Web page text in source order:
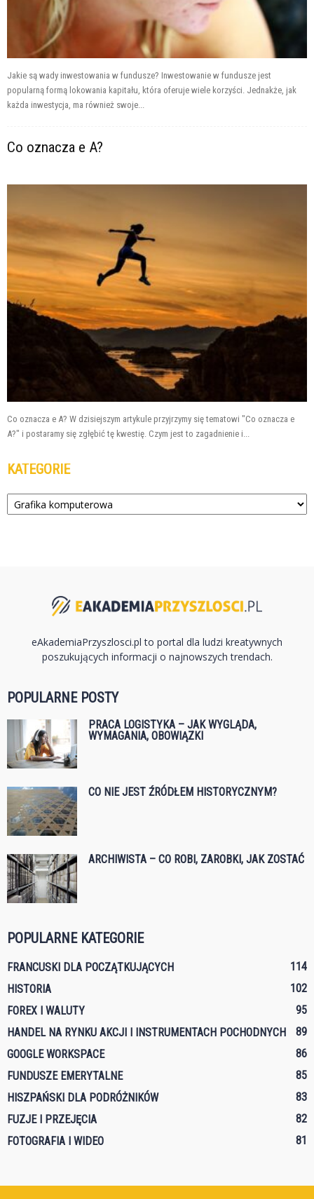
Jakie są wady inwestowania w fundusze? Inwestowanie w fundusze jest
popularną formą lokowania kapitału, która oferuje wiele korzyści. Jednakże, jak
każda inwestycja, ma również swoje...
Co oznacza e A?
Co oznacza e A? W dzisiejszym artykule przyjrzymy się tematowi "Co oznacza e
A?" i postaramy się zgłębić tę kwestię. Czym jest to zagadnienie i...
KATEGORIE
Kategorie
eAkademiaPrzyszlosci.pl to portal dla ludzi kreatywnych
poszukujących informacji o najnowszych trendach.
POPULARNE POSTY
PRACA LOGISTYKA – JAK WYGLĄDA,
WYMAGANIA, OBOWIĄZKI
CO NIE JEST ŹRÓDŁEM HISTORYCZNYM?
ARCHIWISTA – CO ROBI, ZAROBKI, JAK ZOSTAĆ
POPULARNE KATEGORIE
FRANCUSKI DLA POCZĄTKUJĄCYCH
114
HISTORIA
102
FOREX I WALUTY
95
HANDEL NA RYNKU AKCJI I INSTRUMENTACH POCHODNYCH
89
GOOGLE WORKSPACE
86
FUNDUSZE EMERYTALNE
85
HISZPAŃSKI DLA PODRÓŻNIKÓW
83
FUZJE I PRZEJĘCIA
82
FOTOGRAFIA I WIDEO
81